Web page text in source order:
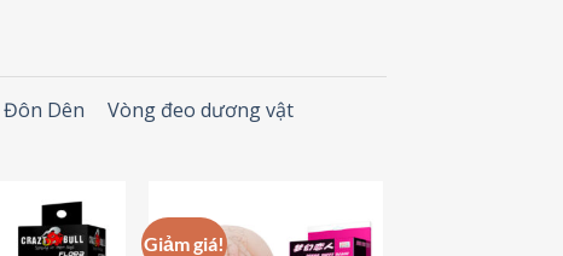
Đôn Dên Vòng đeo dương vật
Giảm giá!